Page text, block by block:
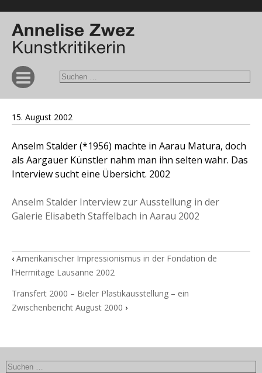
15. August 2002
Anselm Stalder (*1956) machte in Aarau Matura, doch
als Aargauer Künstler nahm man ihn selten wahr. Das
Interview sucht eine Übersicht. 2002
Anselm Stalder Interview zur Ausstellung in der
Galerie Elisabeth Staffelbach in Aarau 2002
‹ Amerikanischer Impressionismus in der Fondation de
l’Hermitage Lausanne 2002
Transfert 2000 – Bieler Plastikausstellung – ein
Zwischenbericht August 2000 ›